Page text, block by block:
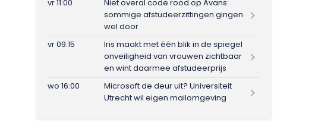
vr 11:00
Niet overal code rood op Avans:
sommige afstudeerzittingen gingen
wel door
vr 09:15
Iris maakt met één blik in de spiegel
onveiligheid van vrouwen zichtbaar
en wint daarmee afstudeerprijs
wo 16:00
Microsoft de deur uit? Universiteit
Utrecht wil eigen mailomgeving